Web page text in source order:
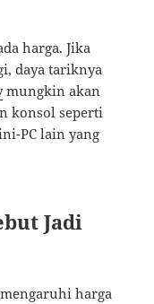
harga. Jika
daya tariknya
mungkin akan
konsol seperti
PC lain yang
Jadi
harga